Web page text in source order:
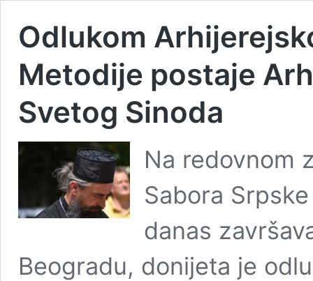
Odlukom
Metodije postaje
Svetog Sinoda
Na redovnom
Sabora
danas
Beogradu, donijeta je